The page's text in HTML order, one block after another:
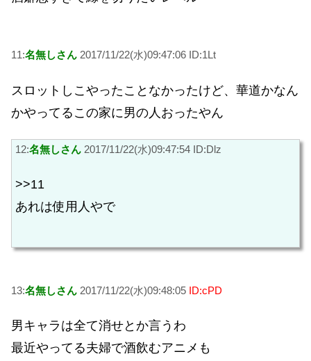
11:名無しさん 2017/11/22(水)09:47:06 ID:1Lt
スロットしこやったことなかったけど、華道かなん
かやってるこの家に男の人おったやん
12:名無しさん 2017/11/22(水)09:47:54 ID:Dlz
>>11
あれは使用人やで
13:名無しさん 2017/11/22(水)09:48:05 ID:cPD
男キャラは全て消せとか言うわ
最近やってる夫婦で酒飲むアニメも